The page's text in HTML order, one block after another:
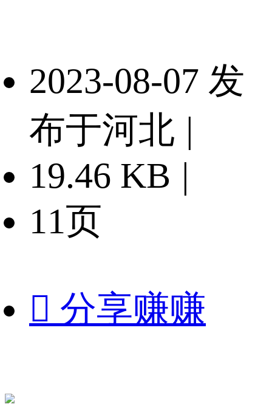
2023-08-07 发
布于河北 |
19.46 KB |
11页
 分享赚赚